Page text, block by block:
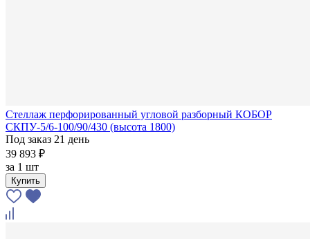
Стеллаж перфорированный угловой разборный КОБОР
СКПУ-5/6-100/90/430 (высота 1800)
Под заказ 21 день
39 893 ₽
за 1 шт
Купить